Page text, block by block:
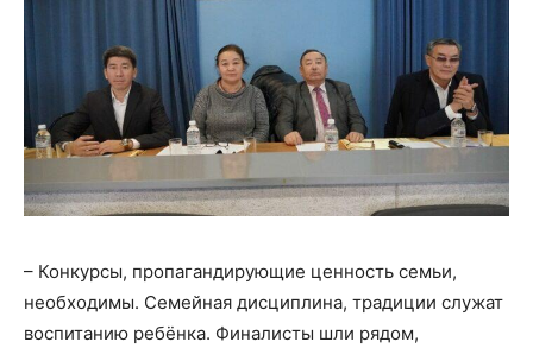
– Конкурсы, пропагандирующие ценность семьи,
необходимы. Семейная дисциплина, традиции служат
воспитанию ребёнка. Финалисты шли рядом,